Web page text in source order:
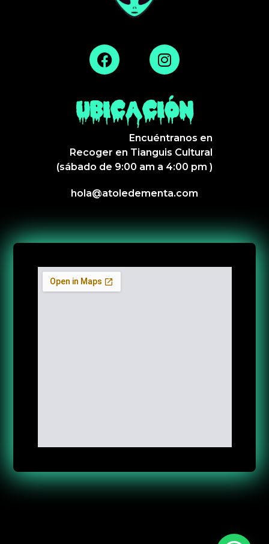
UBICACIÓN
Encuéntranos en
Recoger en Tianguis Cultural
(sábado de 9:00 am a 4:00 pm )
hola@atoledementa.com